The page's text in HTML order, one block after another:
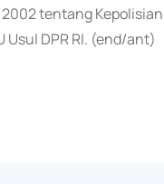
tentang
Usul DPR RI. (end/ant)